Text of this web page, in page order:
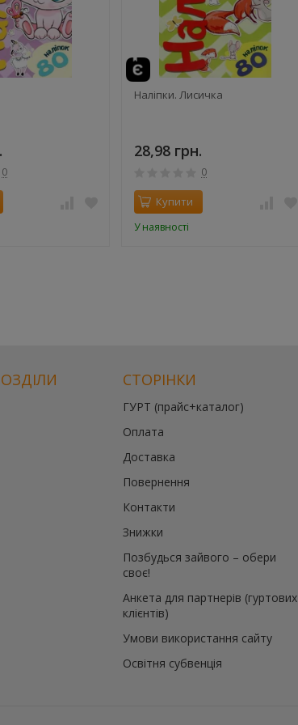
0
Наліпки. Лисичка
28,98 грн.
0
Купити
У наявності
СТОРІНКИ
ГУРТ (прайс+каталог)
Оплата
Доставка
Повернення
Контакти
Знижки
Позбудься зайвого – обери
своє!
Анкета для партнерів (гуртових
клієнтів)
Умови використання сайту
Освітня субвенція